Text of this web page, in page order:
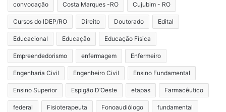
convocação Costa Marques -RO Cujubim - RO
Cursos do IDEP/RO Direito Doutorado Edital
Educacional Educação Educação Física
Empreendedorismo enfermagem Enfermeiro
Engenharia Civil Engenheiro Civil Ensino Fundamental
Ensino Superior Espigão D’Oeste etapas Farmacêutico
federal Fisioterapeuta Fonoaudiólogo fundamental